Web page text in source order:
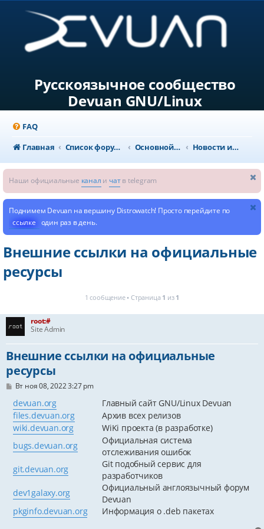
Русскоязычное сообщество
Devuan GNU/Linux
FAQ
Главная
Список форумов Основной раздел Новости и объявления
Наши официальные канал и чатв telegram
Поднимем Devuan на вершину Distrowatch! Просто перейдите по
ссылке один раз в день.
Внешние ссылки на официальные
ресурсы
1 сообщение • Страница 1 из 1
root:#
Site Admin
Внешние ссылки на официальные
ресурсы
С
о
б
щ
е
н
и
е
Вт ноя 08, 2022 3:27 pm
devuan.org
Главный сайт GNU/Linux Devuan
files.devuan.org
Архив всех релизов
wiki.devuan.org
WiKi проекта (в разработке)
bugs.devuan.org
Официальная система
отслеживания ошибок
git.devuan.org
Git подобный сервис для
разработчиков
dev1galaxy.org
Официальный англоязычный форум
Devuan
pkginfo.devuan.org
Информация о .deb пакетах